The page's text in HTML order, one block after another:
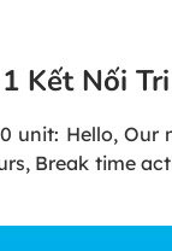
Kết Nối
unit: Hello, Our
Break time